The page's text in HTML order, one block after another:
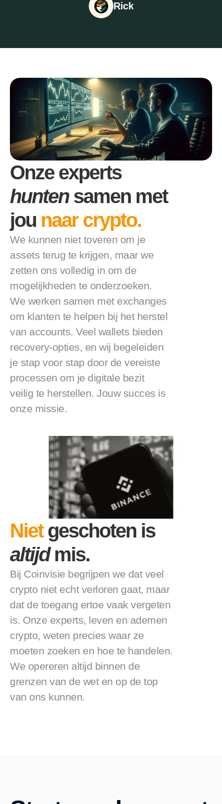
Rick
Onze experts
hunten samen met
jou naar crypto.
We kunnen niet toveren om je
assets terug te krijgen, maar we
zetten ons volledig in om de
mogelijkheden te onderzoeken.
We werken samen met exchanges
om klanten te helpen bij het herstel
van accounts. Veel wallets bieden
recovery-opties, en wij begeleiden
je stap voor stap door de vereiste
processen om je digitale bezit
veilig te herstellen. Jouw succes is
onze missie.
Niet
geschoten is
altijd mis.
Bij Coinvisie begrijpen we dat veel
crypto niet echt verloren gaat, maar
dat de toegang ertoe vaak vergeten
is. Onze experts, leven en ademen
crypto, weten precies waar ze
moeten zoeken en hoe te handelen.
We opereren altijd binnen de
grenzen van de wet en op de top
van ons kunnen.